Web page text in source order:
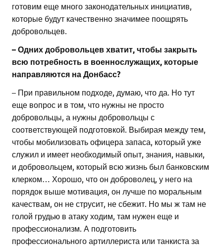
готовим еще много законодательных инициатив,
которые будут качественно значимее поощрять
добровольцев.
– Одних добровольцев хватит, чтобы закрыть
всю потребность в военнослужащих, которые
направляются на Донбасс?
– При правильном подходе, думаю, что да. Но тут
еще вопрос и в том, что нужны не просто
добровольцы, а нужны добровольцы с
соответствующей подготовкой. Выбирая между тем,
чтобы мобилизовать офицера запаса, который уже
служил и имеет необходимый опыт, знания, навыки,
и добровольцем, который всю жизнь был банковским
клерком… Хорошо, что он доброволец, у него на
порядок выше мотивация, он лучше по моральным
качествам, он не струсит, не сбежит. Но мы ж там не
голой грудью в атаку ходим, там нужен еще и
профессионализм. А подготовить
профессионального артиллериста или танкиста за